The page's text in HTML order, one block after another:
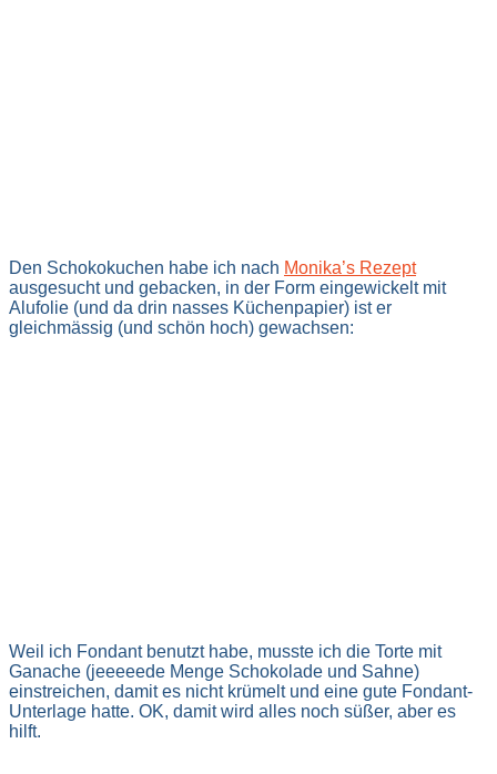
Den Schokokuchen habe ich nach Monika’s Rezept
ausgesucht und gebacken, in der Form eingewickelt mit
Alufolie (und da drin nasses Küchenpapier) ist er
gleichmässig (und schön hoch) gewachsen:
Weil ich Fondant benutzt habe, musste ich die Torte mit
Ganache (jeeeeede Menge Schokolade und Sahne)
einstreichen, damit es nicht krümelt und eine gute Fondant-
Unterlage hatte. OK, damit wird alles noch süßer, aber es
hilft.